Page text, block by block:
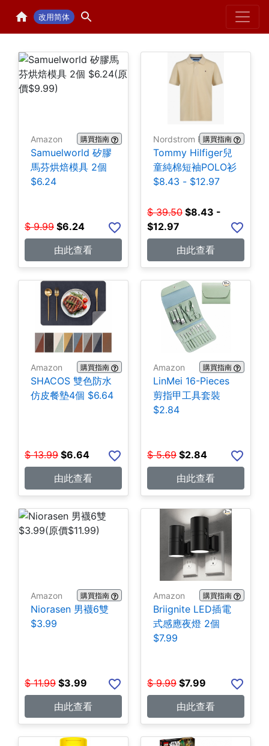
改用简体 Home
Amazon 購買指南
Samuelworld 矽膠
馬芬烘焙模具 2個
$6.24
$ 9.99 $6.24
由此查看
Nordstrom Rack購買指南
Tommy Hilfiger兒
童純棉短袖POLO衫
$8.43 - $12.97
$ 39.50 $8.43 -
$12.97
由此查看
Amazon 購買指南
SHACOS 雙色防水
仿皮餐墊4個 $6.64
$ 13.99 $6.64
由此查看
Amazon 購買指南
LinMei 16-Pieces
剪指甲工具套裝
$2.84
$ 5.69 $2.84
由此查看
Amazon 購買指南
Niorasen 男襪6雙
$3.99
$ 11.99 $3.99
由此查看
Amazon 購買指南
Briignite LED插電
式感應夜燈 2個
$7.99
$ 9.99 $7.99
由此查看